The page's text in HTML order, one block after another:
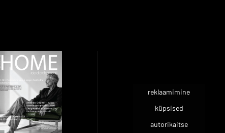
reklaamimine
küpsised
autorikaitse